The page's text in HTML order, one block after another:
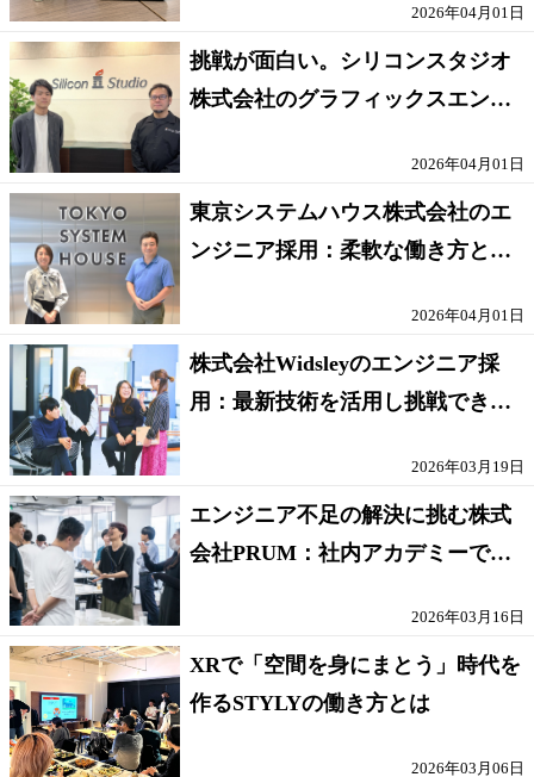
2026年04月01日
挑戦が面白い。シリコンスタジオ
株式会社のグラフィックスエンジ
2026年04月01日
東京システムハウス株式会社のエ
ンジニア採用：柔軟な働き方と成
2026年04月01日
株式会社Widsleyのエンジニア採
用：最新技術を活用し挑戦できる
2026年03月19日
エンジニア不足の解決に挑む株式
会社PRUM：社内アカデミーで成
2026年03月16日
XRで「空間を身にまとう」時代を
作るSTYLYの働き方とは
2026年03月06日